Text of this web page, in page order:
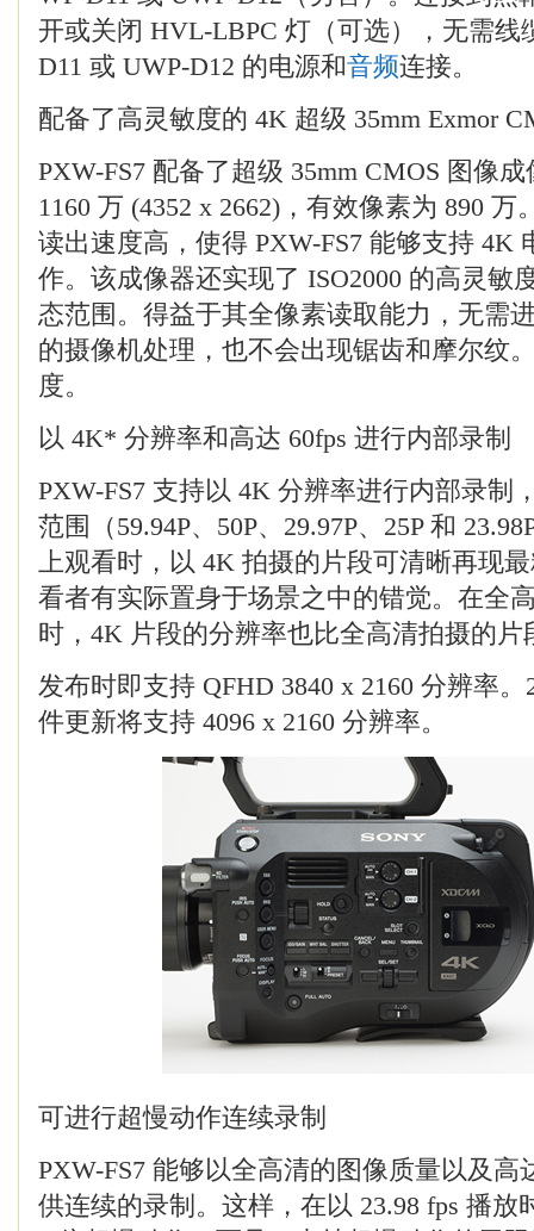
开或关闭 HVL-LBPC 灯（可选），无需线
D11 或 UWP-D12 的电源和音频连接。
配备了高灵敏度的 4K 超级 35mm Exmor
PXW-FS7 配备了超级 35mm CMOS 图像
1160 万 (4352 x 2662)，有效像素为 890
读出速度高，使得 PXW-FS7 能够支持 4K
作。该成像器还实现了 ISO2000 的高灵敏
态范围。得益于其全像素读取能力，无需
的摄像机处理，也不会出现锯齿和摩尔纹
度。
以 4K* 分辨率和高达 60fps 进行内部录制
PXW-FS7 支持以 4K 分辨率进行内部录制
范围（59.94P、50P、29.97P、25P 和
上观看时，以 4K 拍摄的片段可清晰再现
看者有实际置身于场景之中的错觉。在全
时，4K 片段的分辨率也比全高清拍摄的片
发布时即支持 QFHD 3840 x 2160 分辨率
件更新将支持 4096 x 2160 分辨率。
可进行超慢动作连续录制
PXW-FS7 能够以全高清的图像质量以及高
供连续的录制。这样，在以 23.98 fps 播放